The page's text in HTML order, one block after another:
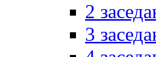
2
3